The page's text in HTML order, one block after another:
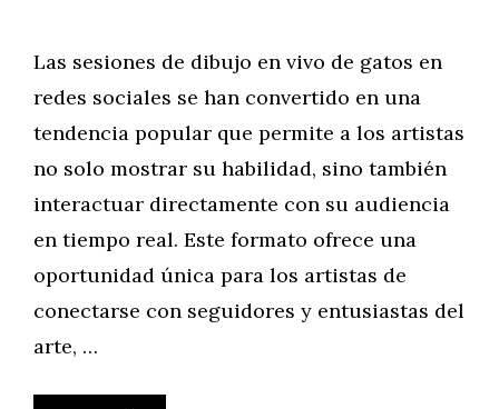
Las sesiones de dibujo en vivo de gatos en
redes sociales se han convertido en una
tendencia popular que permite a los artistas
no solo mostrar su habilidad, sino también
interactuar directamente con su audiencia
en tiempo real. Este formato ofrece una
oportunidad única para los artistas de
conectarse con seguidores y entusiastas del
arte, …